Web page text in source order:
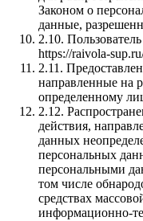
Законом о
данные,
2.10.
https://raivola-
2.11.
направленные на
определенному
2.12.
действия,
данных
персональных
персональными
том числе
средствах
информационно-